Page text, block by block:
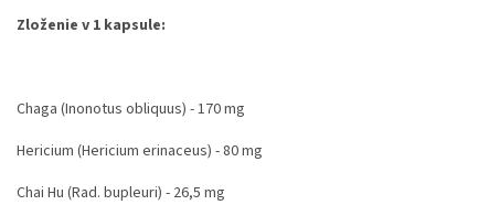
Zloženie v 1 kapsule:
Chaga (Inonotus obliquus) - 170 mg
Hericium (Hericium erinaceus) - 80 mg
Chai Hu (Rad. bupleuri) - 26,5 mg